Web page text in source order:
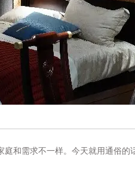
和需求不一样。今天就用通俗